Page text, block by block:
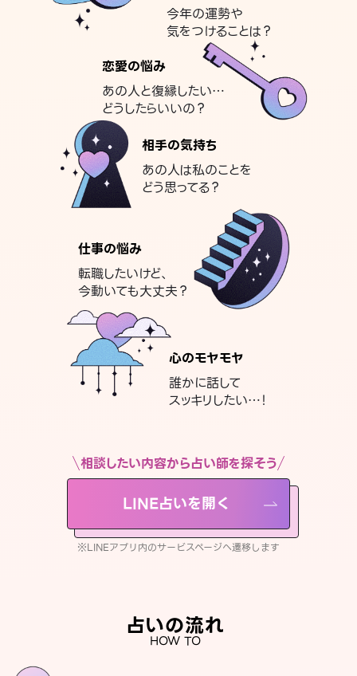
今年の運勢や
気をつけることは？
恋愛の悩み
あの人と復縁したい…
どうしたらいいの？
相手の気持ち
あの人は私のことを
どう思ってる？
仕事の悩み
転職したいけど、
今動いても大丈夫？
心のモヤモヤ
誰かに話して
スッキリしたい…！
相談したい内容から占い師を探そう
LINE占いを開く
※LINEアプリ内のサービスページへ遷移します
占いの流れ
HOW TO